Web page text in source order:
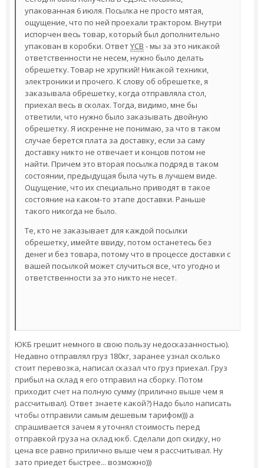
упакованная 6 июля. Посылка не просто мятая,
ощущение, что по ней проехали трактором. Внутри
испорчен весь товар, который был дополнительно
упакован в коробки. ОтветYCB - мы за это никакой
ответственности не несем, нужно было делать
обрешетку. Товар не хрупкий! Никакой техники,
электроники и прочего. К слову об обрешетке, я
заказывала обрешетку, когда отправляла стол,
приехал весь в сколах. Тогда, видимо, мне бы
ответили, что нужно было заказывать двойную
обрешетку. Я искренне не понимаю, за что в таком
случае берется плата за доставку, если за саму
доставку никто не отвечает и концов потом не
найти. Причем это вторая посылка подряд в таком
состоянии, предыдущая была чуть в лучшем виде.
Ощущение, что их специально приводят в такое
состояние на каком-то этапе доставки. Раньше
такого никогда не было.
Те, кто не заказывает для каждой посылки
обрешетку, имейте ввиду, потом останетесь без
денег и без товара, потому что в процессе доставки с
вашей посылкой может случиться все, что угодно и
ответственности за это никто не несет.
ЮКБ грешит немного в свою пользу недосказанностью).
Недавно отправлял груз 180кг, заранее узнал сколько
стоит перевозка, написал сказал что груз приехал. Груз
прибыл на склад я его отправил на сборку. Потом
приходит счет на полную сумму (прилично выше чем я
рассчитывал). Ответ знаете какой?) Надо было написать
чтобы отправили самым дешевым тарифом))) а
спрашивается зачем я уточнял стоимость перед
отправкой груза на склад юкб. Сделали доп скидку, но
цена все равно прилично выше чем я рассчитывал. Ну
зато приедет быстрее... возможно)))